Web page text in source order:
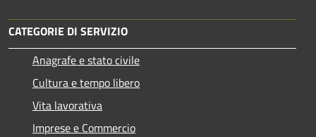
CATEGORIE DI SERVIZIO
Anagrafe e stato civile
Cultura e tempo libero
Vita lavorativa
Imprese e Commercio